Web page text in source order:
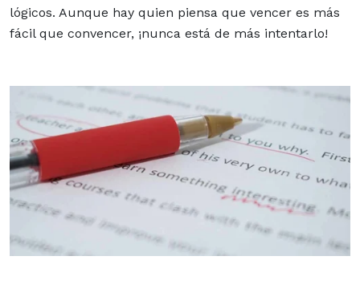
lógicos. Aunque hay quien piensa que vencer es más
fácil que convencer, ¡nunca está de más intentarlo!